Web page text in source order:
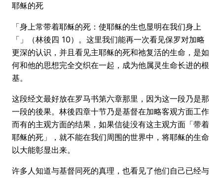
耶稣的死
「身上常带着耶稣的死：使耶稣的生也显明在我们身上
「」（林後四 10）。这里我们能再一次看见保罗对加略
更深的认识，并且看见主耶稣的死和祂复活的生命，是如
何和他的思想完全交织在一起，成为他属灵生命长进的根
基。
这段经文最好放在罗马书第六章那里，因为这一段乃是那
一段的後果。林後四章十节乃是基督在加略客观方面工作
而有的主观方面的结果，如果信徒没有这主观方面「带着
耶稣的死」，就不能在我们周围的世界中，将耶稣的生命
以大能彰显出来。
许多人知道与基督同死的真理，也看见了他们自己已经与